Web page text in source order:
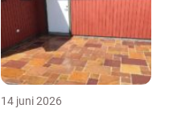
14 juni 2026